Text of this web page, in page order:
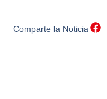
Comparte la Noticia